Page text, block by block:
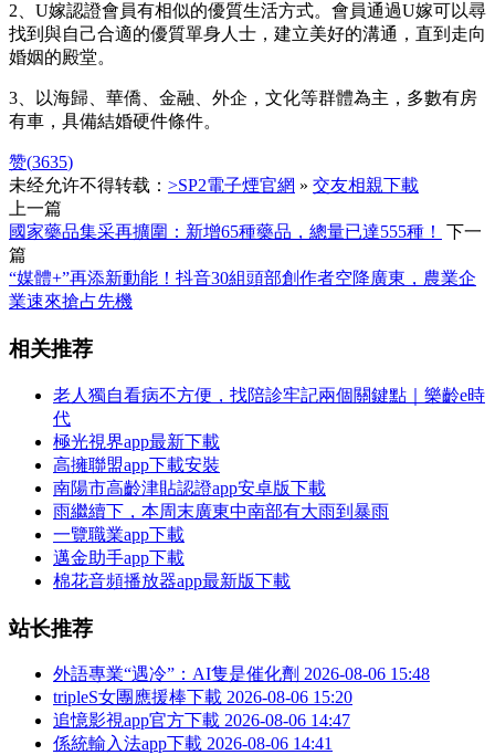
2、U嫁認證會員有相似的優質生活方式。會員通過U嫁可以尋
找到與自己合適的優質單身人士，建立美好的溝通，直到走向
婚姻的殿堂。
3、以海歸、華僑、金融、外企，文化等群體為主，多數有房
有車，具備結婚硬件條件。
赞(3635)
未经允许不得转载： >SP2電子煙官網 » 交友相親下載
上一篇
國家藥品集采再擴圍：新增65種藥品，總量已達555種！
下一
篇
“媒體+”再添新動能！抖音30組頭部創作者空降廣東，農業企
業速來搶占先機
相关推荐
老人獨自看病不方便，找陪診牢記兩個關鍵點｜樂齡e時
代
極光視界app最新下載
高擁聯盟app下載安裝
南陽市高齡津貼認證app安卓版下載
雨繼續下，本周末廣東中南部有大雨到暴雨
一覽職業app下載
邁金助手app下載
棉花音頻播放器app最新版下載
站长推荐
外語專業“遇冷”：AI隻是催化劑 2026-08-06 15:48
tripleS女團應援棒下載 2026-08-06 15:20
追憶影視app官方下載 2026-08-06 14:47
係統輸入法app下載 2026-08-06 14:41